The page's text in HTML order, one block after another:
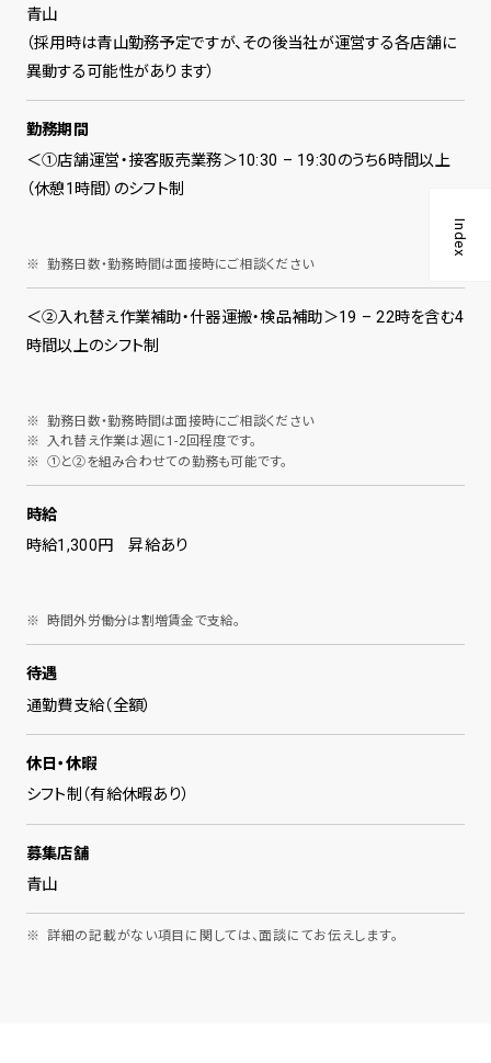
Index
青山
（採用時は青山勤務予定ですが、その後当社が運営する各店舗に
異動する可能性があります）
勤務期間
＜①店舗運営・接客販売業務＞10:30 – 19:30のうち6時間以上
（休憩1時間）のシフト制
勤務日数・勤務時間は面接時にご相談ください
＜②入れ替え作業補助・什器運搬・検品補助＞19 – 22時を含む4
時間以上のシフト制
勤務日数・勤務時間は面接時にご相談ください
入れ替え作業は週に1-2回程度です。
①と②を組み合わせての勤務も可能です。
時給
時給1,300円 昇給あり
時間外労働分は割増賃金で支給。
待遇
通勤費支給（全額）
休日・休暇
シフト制（有給休暇あり）
募集店舗
青山
詳細の記載がない項目に関しては、面談にてお伝えします。